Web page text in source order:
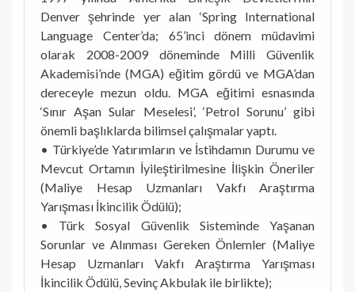
Denver şehrinde yer alan ‘Spring International
Language Center’da; 65’inci dönem müdavimi
olarak 2008-2009 döneminde Milli Güvenlik
Akademisi’nde (MGA) eğitim gördü ve MGA’dan
dereceyle mezun oldu. MGA eğitimi esnasında
‘Sınır Aşan Sular Meselesi’, ‘Petrol Sorunu’ gibi
önemli başlıklarda bilimsel çalışmalar yaptı.
• Türkiye’de Yatırımların ve İstihdamın Durumu ve
Mevcut Ortamın İyileştirilmesine İlişkin Öneriler
(Maliye Hesap Uzmanları Vakfı Araştırma
Yarışması İkincilik Ödülü);
• Türk Sosyal Güvenlik Sisteminde Yaşanan
Sorunlar ve Alınması Gereken Önlemler (Maliye
Hesap Uzmanları Vakfı Araştırma Yarışması
İkincilik Ödülü, Sevinç Akbulak ile birlikte);